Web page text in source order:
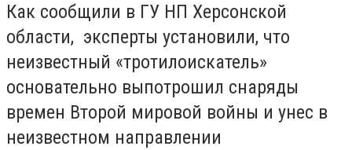
Как сообщили в ГУ НП Херсонской
области, эксперты установили, что
неизвестный «тротилоискатель»
основательно выпотрошил снаряды
времен Второй мировой войны и унес в
неизвестном направлении